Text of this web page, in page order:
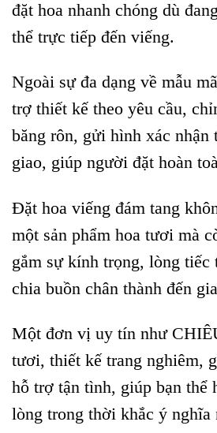
đặt hoa nhanh chóng dù
thể trực tiếp đến viếng.
Ngoài sự đa dạng về mẫu
trợ thiết kế theo yêu cầu,
băng rôn, gửi hình xác nhận
giao, giúp người đặt hoàn
Đặt hoa viếng đám tang
một sản phẩm hoa tươi mà
gắm sự kính trọng, lòng
chia buồn chân thành đến
Một đơn vị uy tín như
tươi, thiết kế trang nghiêm,
hỗ trợ tận tình, giúp bạn thể
lòng trong thời khắc ý nghĩa